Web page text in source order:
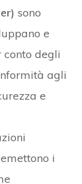
sono
e
degli
agli
e
i